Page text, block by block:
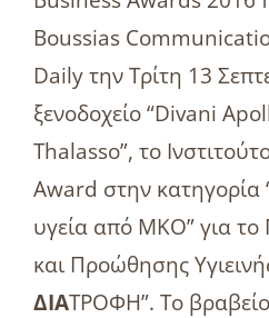
Boussias
Daily την Τρίτη 13
ξενοδοχείο “Divani
Thalasso”, το
Award στην
υγεία από ΜΚΟ” για το
και Προώθησης
ΔΙΑΤΡΟΦΗ”. Το βραβείο